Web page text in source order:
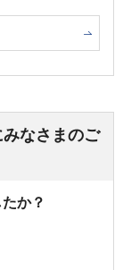
なさまのご
か？